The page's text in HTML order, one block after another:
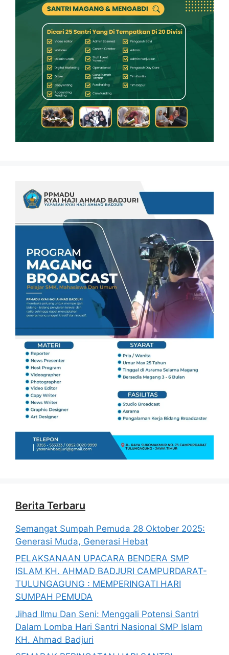
Berita Terbaru
Semangat Sumpah Pemuda 28 Oktober 2025:
Generasi Muda, Generasi Hebat
PELAKSANAAN UPACARA BENDERA SMP
ISLAM KH. AHMAD BADJURI CAMPURDARAT-
TULUNGAGUNG : MEMPERINGATI HARI
SUMPAH PEMUDA
Jihad Ilmu Dan Seni: Menggali Potensi Santri
Dalam Lomba Hari Santri Nasional SMP Islam
KH. Ahmad Badjuri